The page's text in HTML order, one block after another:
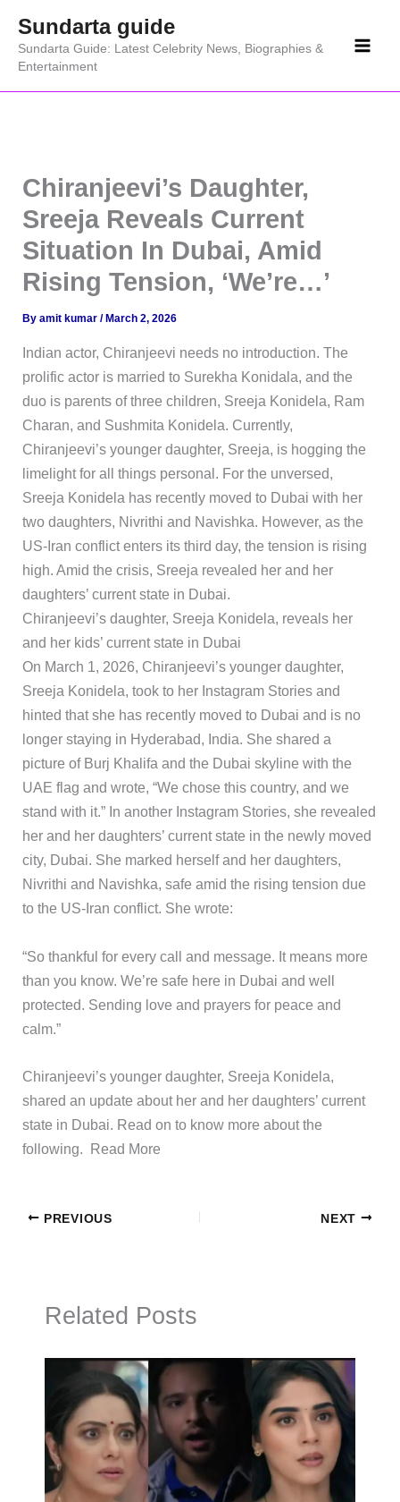
content
Sundarta guide
Sundarta Guide: Latest Celebrity News, Biographies &
Entertainment
Chiranjeevi’s Daughter,
Sreeja Reveals Current
Situation In Dubai, Amid
Rising Tension, ‘We’re…’
Byamit kumar/ March 2, 2026
Indian actor, Chiranjeevi needs no introduction. The
prolific actor is married to Surekha Konidala, and the
duo is parents of three children, Sreeja Konidela, Ram
Charan, and Sushmita Konidela. Currently,
Chiranjeevi’s younger daughter, Sreeja, is hogging the
limelight for all things personal. For the unversed,
Sreeja Konidela has recently moved to Dubai with her
two daughters, Nivrithi and Navishka. However, as the
US-Iran conflict enters its third day, the tension is rising
high. Amid the crisis, Sreeja revealed her and her
daughters’ current state in Dubai.
Chiranjeevi’s daughter, Sreeja Konidela, reveals her
and her kids’ current state in Dubai
On March 1, 2026, Chiranjeevi’s younger daughter,
Sreeja Konidela, took to her Instagram Stories and
hinted that she has recently moved to Dubai and is no
longer staying in Hyderabad, India. She shared a
picture of Burj Khalifa and the Dubai skyline with the
UAE flag and wrote, “We chose this country, and we
stand with it.” In another Instagram Stories, she revealed
her and her daughters’ current state in the newly moved
city, Dubai. She marked herself and her daughters,
Nivrithi and Navishka, safe amid the rising tension due
to the US-Iran conflict. She wrote:
“So thankful for every call and message. It means more
than you know. We’re safe here in Dubai and well
protected. Sending love and prayers for peace and
calm.”
​Chiranjeevi’s younger daughter, Sreeja Konidela,
shared an update about her and her daughters’ current
state in Dubai. Read on to know more about the
following. ​Read More
PREVIOUS NEXT
Related Posts